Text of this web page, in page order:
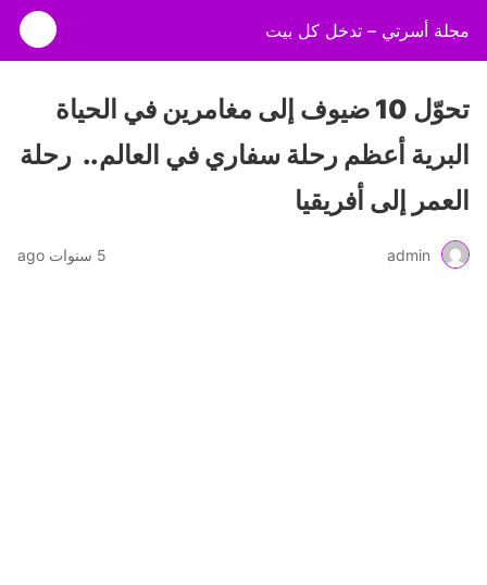
مجلة أسرتي – تدخل كل بيت
تحوّل 10 ضيوف إلى مغامرين في الحياة
البرية أعظم رحلة سفاري في العالم.. ‎ رحلة
العمر إلى أفريقيا
admin 5 سنوات ago